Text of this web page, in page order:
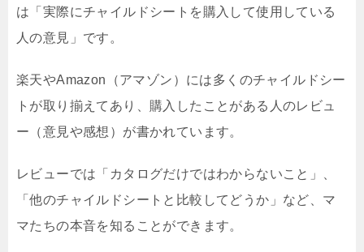
は「実際にチャイルドシートを購入して使用している
人の意見」です。
楽天やAmazon（アマゾン）には多くのチャイルドシー
トが取り揃えてあり、購入したことがある人のレビュ
ー（意見や感想）が書かれています。
レビューでは「カタログだけではわからないこと」、
「他のチャイルドシートと比較してどうか」など、マ
マたちの本音を知ることができます。